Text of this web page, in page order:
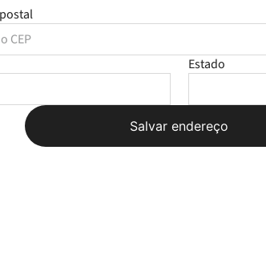
Estado
Salvar endereço